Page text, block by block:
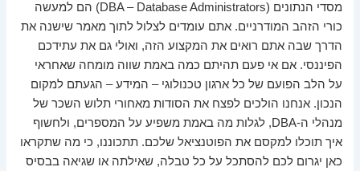
מסדי הנתונים (DBA – Database Administrators) הם למעשה
כורי הזהב המודרניים. אתם עומדים לצלול לתוך מאמר שישנה את
הדרך שבה אתם רואים את המקצוע הזה, ואולי גם את עתידכם
הפיננסי. אם אי פעם תהיתם כמה באמת שווה מומחה שאחראי
על הלב הפועם של כל ארגון טכנולוגי – המידע – הגעתם למקום
הנכון. אנחנו הולכים לפצח את הסודות מאחורי תלוש השכר של
מנהלי ה-DBA, לגלות מה באמת משפיע על המספרים, ולחשוף
איך תוכלו למקסם את הפוטנציאל שלכם. תתכוננו, כי מה שתקראו
כאן יגרום לכם להסתכל על כל טבלה, שאילתה או שגיאה בבסיס